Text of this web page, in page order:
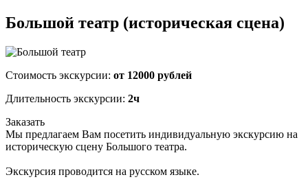
Большой театр (историческая сцена)
Стоимость экскурсии: от 12000 рублей
Длительность экскурсии: 2ч
Заказать
Мы предлагаем Вам посетить индивидуальную экскурсию на
историческую сцену Большого театра.
Экскурсия проводится на русском языке.